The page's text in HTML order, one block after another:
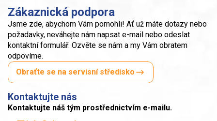
Zákaznická podpora
Jsme zde, abychom Vám pomohli! Ať už máte dotazy nebo
požadavky, neváhejte nám napsat e-mail nebo odeslat
kontaktní formulář. Ozvěte se nám a my Vám obratem
odpovíme.
Obraťte se na servisní středisko
Kontaktujte nás
Kontaktujte náš tým prostřednictvím e-mailu.